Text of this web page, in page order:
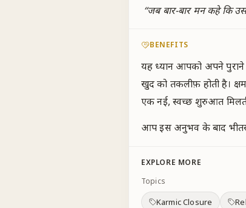
“जब बार-बार मन कहे कि
BENEFITS
यह ध्यान आपको अपने
खुद को तकलीफ़ होती है।
एक नई, स्वच्छ शुरुआत
आप इस अनुभव के बाद भीतर
EXPLORE MORE
Topics
Karmic Closure